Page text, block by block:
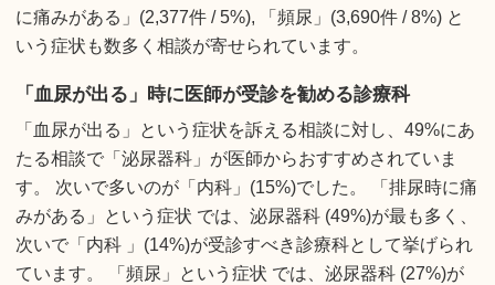
に痛みがある」(2,377件 / 5%), 「頻尿」(3,690件 / 8%) と
いう症状も数多く相談が寄せられています。
「血尿が出る」時に医師が受診を勧める診療科
「血尿が出る」という症状を訴える相談に対し、49%にあ
たる相談で「泌尿器科」が医師からおすすめされていま
す。 次いで多いのが「内科」(15%)でした。 「排尿時に痛
みがある」という症状 では、泌尿器科 (49%)が最も多く、
次いで「内科 」(14%)が受診すべき診療科として挙げられ
ています。 「頻尿」という症状 では、泌尿器科 (27%)が